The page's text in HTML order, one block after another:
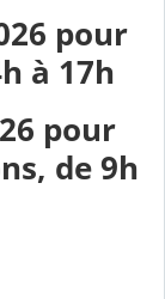
pour
à 17h
pour
de 9h